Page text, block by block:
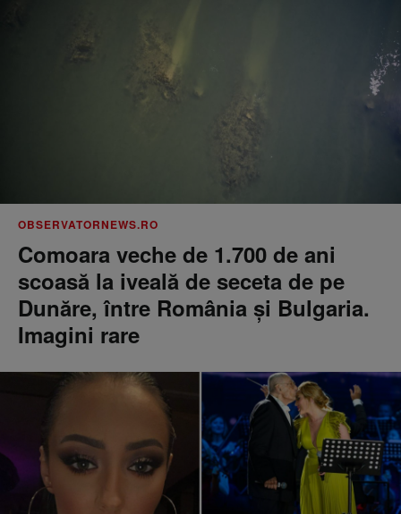
OBSERVATORNEWS.RO
Comoara veche de 1.700 de ani
scoasă la iveală de seceta de pe
Dunăre, între România şi Bulgaria.
Imagini rare